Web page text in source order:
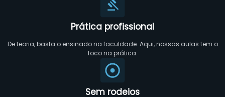
Prática profissional
De teoria, basta o ensinado na faculdade. Aqui, nossas aulas tem o
foco na prática.
Sem rodeios